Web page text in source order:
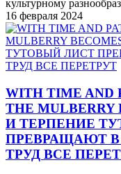
культурному
16 февраля 2024
WITH TIME AND
THE
И ТЕРПЕНИЕ
ПРЕВРАЩАЮТ
ТРУД ВСЕ